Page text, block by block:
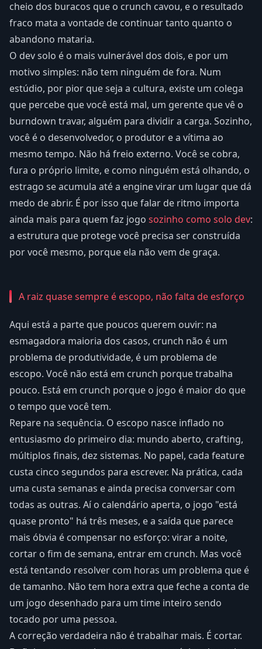
cheio dos buracos que o crunch cavou, e o resultado
fraco mata a vontade de continuar tanto quanto o
abandono mataria.
O dev solo é o mais vulnerável dos dois, e por um
motivo simples: não tem ninguém de fora. Num
estúdio, por pior que seja a cultura, existe um colega
que percebe que você está mal, um gerente que vê o
burndown travar, alguém para dividir a carga. Sozinho,
você é o desenvolvedor, o produtor e a vítima ao
mesmo tempo. Não há freio externo. Você se cobra,
fura o próprio limite, e como ninguém está olhando, o
estrago se acumula até a engine virar um lugar que dá
medo de abrir. É por isso que falar de ritmo importa
ainda mais para quem faz jogo sozinho como solo dev:
a estrutura que protege você precisa ser construída
por você mesmo, porque ela não vem de graça.
A raiz quase sempre é escopo, não falta de esforço
Aqui está a parte que poucos querem ouvir: na
esmagadora maioria dos casos, crunch não é um
problema de produtividade, é um problema de
escopo. Você não está em crunch porque trabalha
pouco. Está em crunch porque o jogo é maior do que
o tempo que você tem.
Repare na sequência. O escopo nasce inflado no
entusiasmo do primeiro dia: mundo aberto, crafting,
múltiplos finais, dez sistemas. No papel, cada feature
custa cinco segundos para escrever. Na prática, cada
uma custa semanas e ainda precisa conversar com
todas as outras. Aí o calendário aperta, o jogo "está
quase pronto" há três meses, e a saída que parece
mais óbvia é compensar no esforço: virar a noite,
cortar o fim de semana, entrar em crunch. Mas você
está tentando resolver com horas um problema que é
de tamanho. Não tem hora extra que feche a conta de
um jogo desenhado para um time inteiro sendo
tocado por uma pessoa.
A correção verdadeira não é trabalhar mais. É cortar.